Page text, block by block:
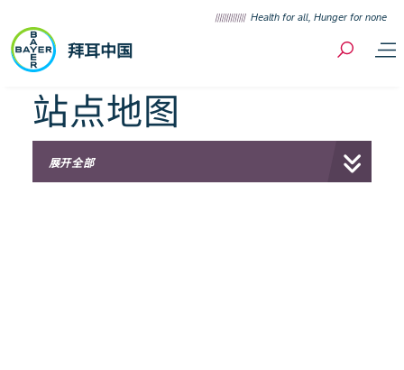
Health for all, Hunger for none
拜耳中国
站点地图
展开全部